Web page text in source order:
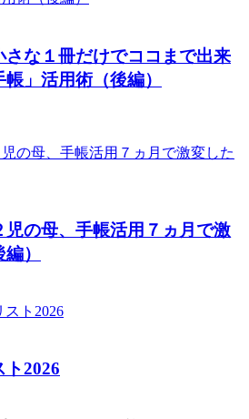
さな１冊だけでココまで出来
」活用術（後編）
児の母、手帳活用７ヵ月で激
）
ト2026